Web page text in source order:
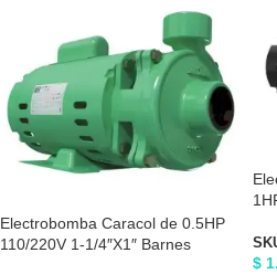
Electrobomba Caracol de 0.5HP
110/220V 1-1/4″X1″ Barnes
$